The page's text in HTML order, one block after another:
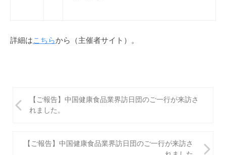
詳細はこちらから（主催者サイト）。
稿
【ご報告】中国健康食品業界訪日団のご一行が来訪さ
れました。
【ご報告】中国健康食品業界訪日団のご一行が来訪さ